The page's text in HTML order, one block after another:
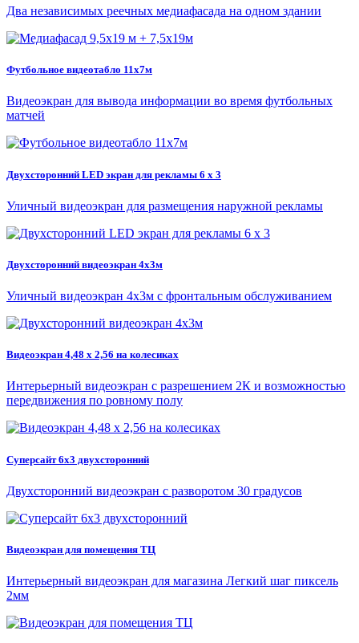
Два независимых реечных медиафасада на одном здании
Футбольное видеотабло 11х7м
Видеоэкран для вывода информации во время футбольных
матчей
Двухсторонний LED экран для рекламы 6 x 3
Уличный видеоэкран для размещения наружной рекламы
Двухсторонний видеоэкран 4х3м
Уличный видеоэкран 4х3м с фронтальным обслуживанием
Видеоэкран 4,48 х 2,56 на колесиках
Интерьерный видеоэкран с разрешением 2К и возможностью
передвижения по ровному полу
Суперсайт 6х3 двухсторонний
Двухсторонний видеоэкран с разворотом 30 градусов
Видеоэкран для помещения ТЦ
Интерьерный видеоэкран для магазина Легкий шаг пиксель
2мм